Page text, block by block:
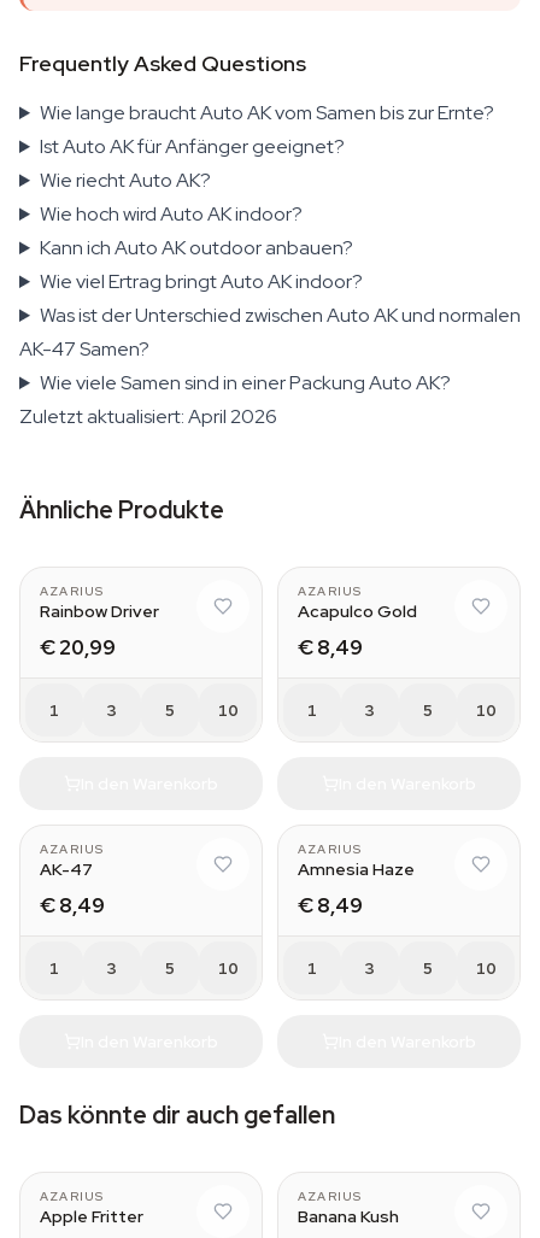
Frequently Asked Questions
Wie lange braucht Auto AK vom Samen bis zur Ernte?
Ist Auto AK für Anfänger geeignet?
Wie riecht Auto AK?
Wie hoch wird Auto AK indoor?
Kann ich Auto AK outdoor anbauen?
Wie viel Ertrag bringt Auto AK indoor?
Was ist der Unterschied zwischen Auto AK und normalen
AK-47 Samen?
Wie viele Samen sind in einer Packung Auto AK?
Zuletzt aktualisiert: April 2026
Ähnliche Produkte
AZARIUS
Rainbow Driver
€ 20,99
1 3 5 10
AZARIUS
Acapulco Gold
€ 8,49
1 3 5 10
AZARIUS
AK-47
€ 8,49
1 3 5 10
AZARIUS
Amnesia Haze
€ 8,49
1 3 5 10
Das könnte dir auch gefallen
AZARIUS
Apple Fritter
AZARIUS
Banana Kush